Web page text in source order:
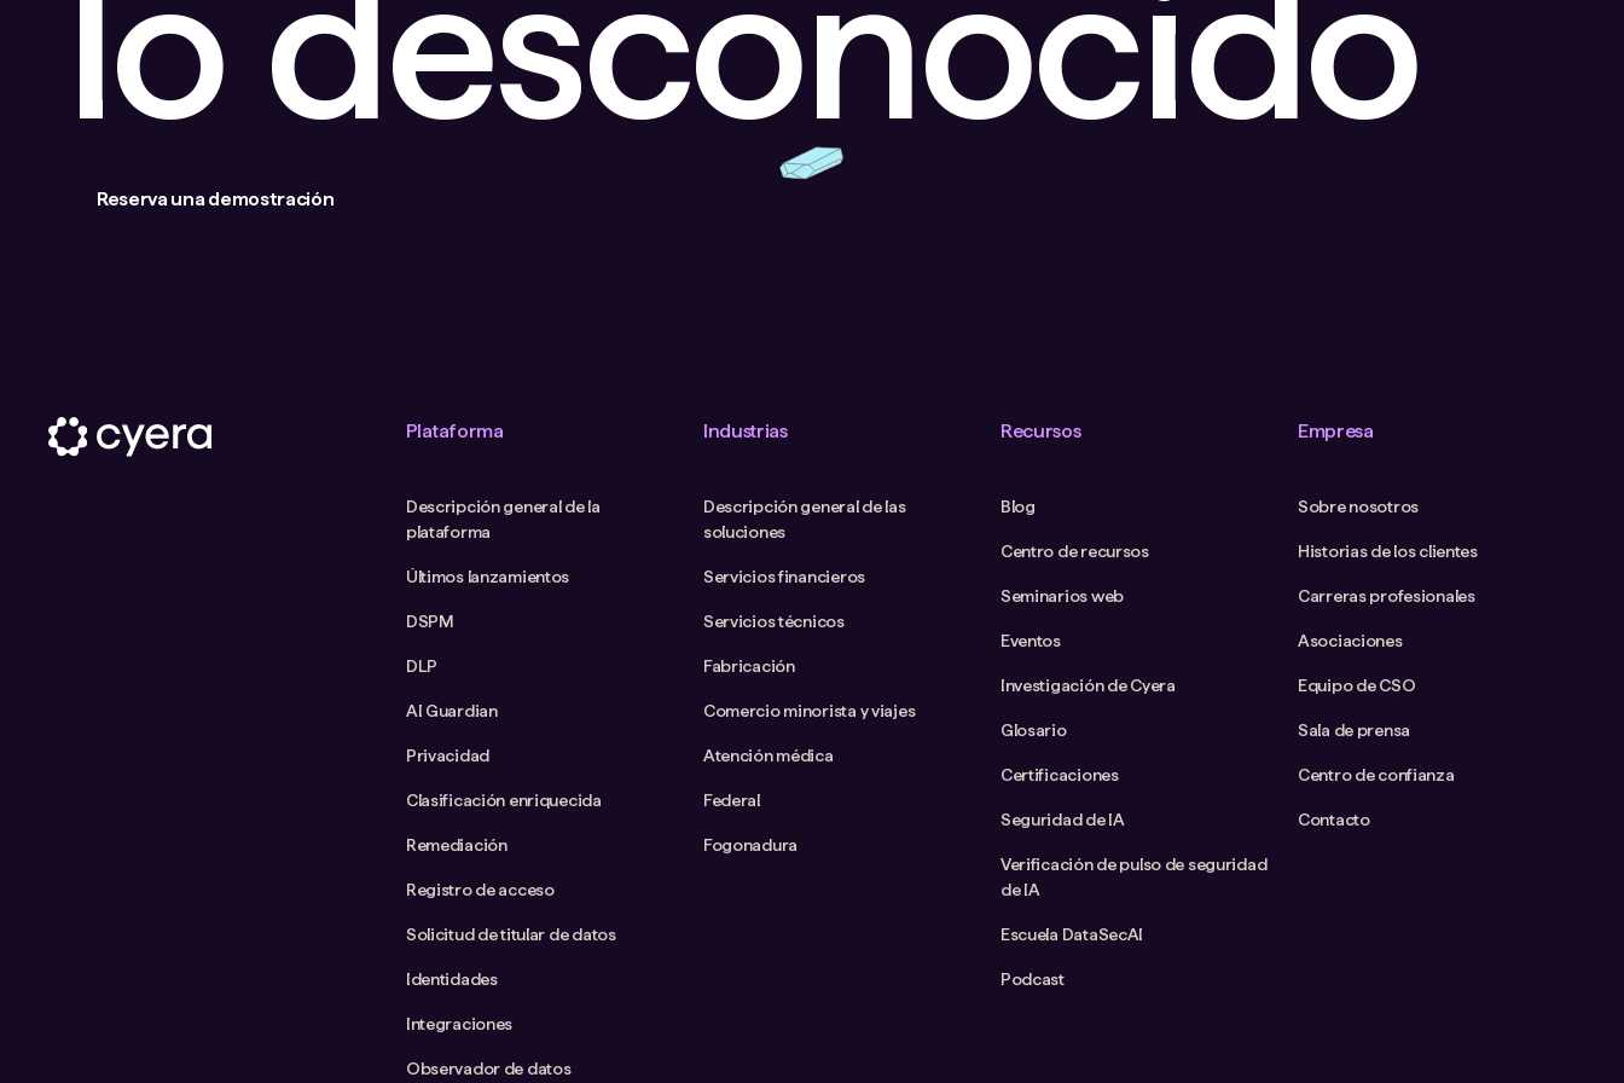
Reserva una demostración
Plataforma
Descripción general de la
plataforma
Últimos lanzamientos
DSPM
DLP
AI Guardian
Privacidad
Clasificación enriquecida
Remediación
Registro de acceso
Solicitud de titular de datos
Identidades
Integraciones
Observador de datos
Industrias
Descripción general de las
soluciones
Servicios financieros
Servicios técnicos
Fabricación
Comercio minorista y viajes
Atención médica
Federal
Fogonadura
Recursos
Blog
Centro de recursos
Seminarios web
Eventos
Investigación de Cyera
Glosario
Certificaciones
Seguridad de IA
Verificación de pulso de seguridad
de IA
Escuela DataSecAI
Podcast
Empresa
Sobre nosotros
Historias de los clientes
Carreras profesionales
Asociaciones
Equipo de CSO
Sala de prensa
Centro de confianza
Contacto